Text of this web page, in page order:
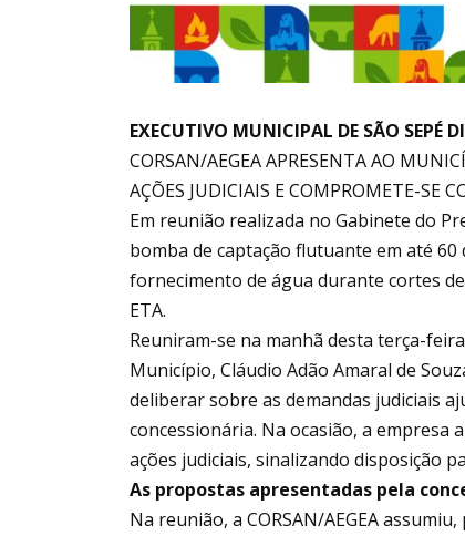
EXECUTIVO MUNICIPAL DE SÃO SEPÉ
CORSAN/AEGEA APRESENTA AO
AÇÕES JUDICIAIS E COMPROMETE-SE
Em reunião realizada no Gabinete do
bomba de captação flutuante em até
fornecimento de água durante cortes
ETA.
Reuniram-se na manhã desta terça-
Município, Cláudio Adão Amaral de
deliberar sobre as demandas judiciais
concessionária. Na ocasião, a
ações judiciais, sinalizando disposição
As propostas apresentadas pela
Na reunião, a CORSAN/AEGEA